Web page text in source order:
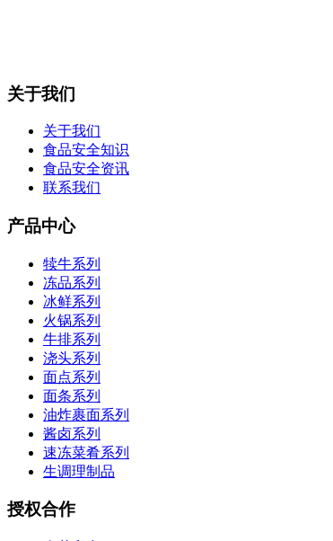
关于我们
关于我们
食品安全知识
食品安全资讯
联系我们
产品中心
犊牛系列
冻品系列
冰鲜系列
火锅系列
牛排系列
浇头系列
面点系列
面条系列
油炸裹面系列
酱卤系列
速冻菜肴系列
生调理制品
授权合作